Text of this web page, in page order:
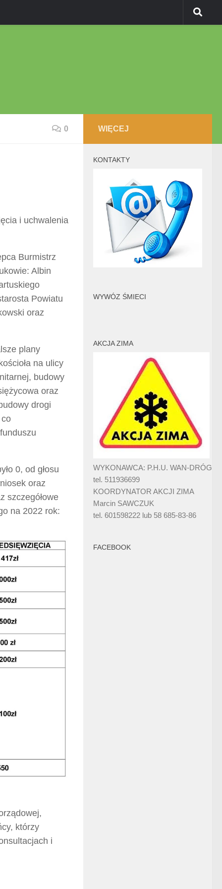
0
i uchwalenia
Burmistrz
Albin
Powiatu
oraz
plany
na ulicy
budowy
oraz
drogi
co
0, od głosu
oraz
szczegółowe
na 2022 rok:
którzy
i
WIĘCEJ
KONTAKTY
WYWÓZ ŚMIECI
AKCJA ZIMA
WYKONAWCA: P.H.U. WAN-DRÓG
tel. 511936699
KOORDYNATOR AKCJI ZIMA
Marcin SAWCZUK
tel. 601598222 lub 58 685-83-86
FACEBOOK